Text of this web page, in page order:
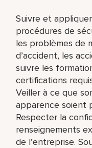
Suivre et
procédures de
les problèmes de
d’accident, les
suivre les
certifications
Veiller à ce que
apparence soient
Respecter la
renseignements
de l’entreprise.